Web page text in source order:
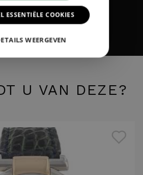
U VAN DEZE?
ESSENTIËLE COOKIES
WEERGEVEN